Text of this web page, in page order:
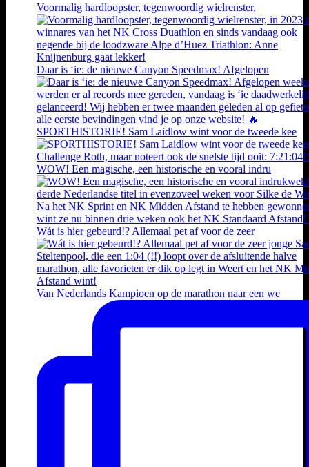
Voormalig hardloopster, tegenwoordig wielrenster,
Daar is ‘ie: de nieuwe Canyon Speedmax! Afgelopen
SPORTHISTORIE! Sam Laidlow wint voor de tweede kee
WOW! Een magische, een historische en vooral indru
Wát is hier gebeurd!? Allemaal pet af voor de zeer
Van Nederlands Kampioen op de marathon naar een we